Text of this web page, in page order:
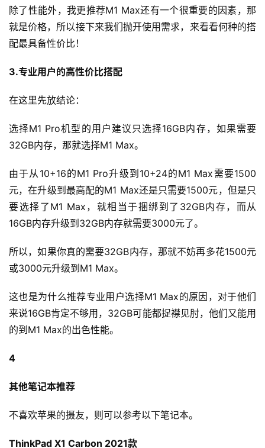
就是价格，所以接下来我们抛开使用需求，来看看何种的搭
配最具备性价比！
32GB内存，那就选择M1 Max。
元，在升级到最高配的M1 Max还是只需要1500元，但是只
要选择了M1 Max，就相当于捆绑到了32GB内存，而从
16GB内存升级到32GB内存就需要3000元了。
或3000元升级到M1 Max。
来说16GB肯定不够用，32GB可能都捉襟见肘，他们又能用
的到M1 Max的出色性能。